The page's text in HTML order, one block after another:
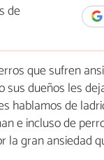
de
que sufren
sus dueños les
hablamos de
e incluso de
la gran ansiedad